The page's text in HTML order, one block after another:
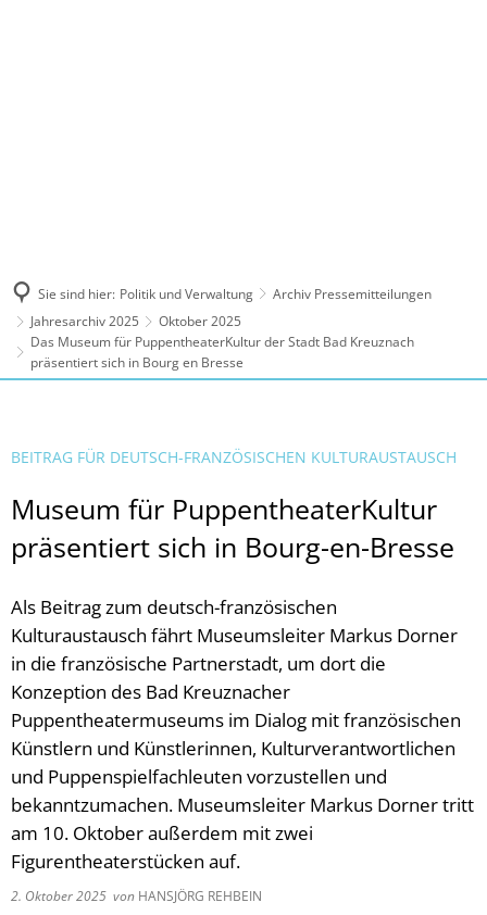
Sie sind hier: Politik und Verwaltung
Archiv Pressemitteilungen
Jahresarchiv 2025
Oktober 2025
Das Museum für PuppentheaterKultur der Stadt Bad Kreuznach
präsentiert sich in Bourg en Bresse
BEITRAG FÜR DEUTSCH-FRANZÖSISCHEN KULTURAUSTAUSCH
Museum für PuppentheaterKultur
präsentiert sich in Bourg-en-Bresse
Als Beitrag zum deutsch-französischen
Kulturaustausch fährt Museumsleiter Markus Dorner
in die französische Partnerstadt, um dort die
Konzeption des Bad Kreuznacher
Puppentheatermuseums im Dialog mit französischen
Künstlern und Künstlerinnen, Kulturverantwortlichen
und Puppenspielfachleuten vorzustellen und
bekanntzumachen. Museumsleiter Markus Dorner tritt
am 10. Oktober außerdem mit zwei
Figurentheaterstücken auf.
2. Oktober 2025 von HANSJÖRG REHBEIN